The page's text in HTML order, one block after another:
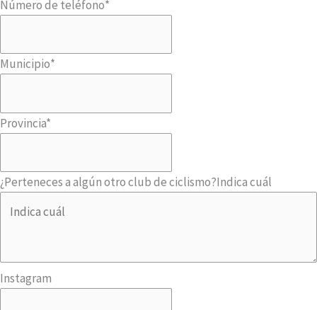
Número de teléfono*
Municipio*
Provincia*
¿Perteneces a algún otro club de ciclismo?Indica cuál
Instagram